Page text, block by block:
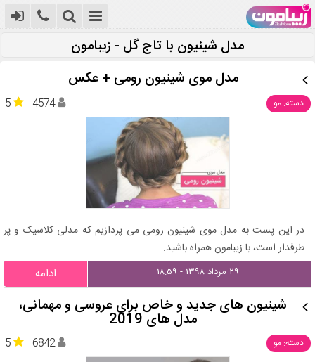
مدل شینیون با تاج گل - زیبامون
مدل موی شینیون رومی + عکس
دسته: مو 5 4574
در این پست به مدل موی شینیون رومی می پردازیم که مدلی کلاسیک و پر
طرفدار است، با زیبامون همراه باشید.
۲۹ مرداد ۱۳۹۸ - ۱۸:۵۹ ادامه
شینیون های جدید و خاص برای عروسی و مهمانی،
مدل های 2019
دسته: مو 5 6842